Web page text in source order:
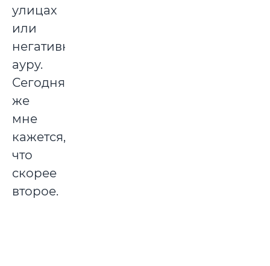
улицах
или
негативную
ауру.
Сегодня
же
мне
кажется,
что
скорее
второе.